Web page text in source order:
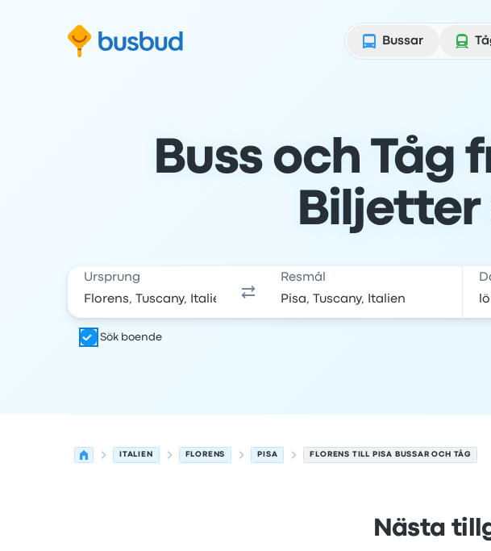
Bussar
Buss och Tåg
Ursprung Resmål
Sök boende
ITALIEN FLORENS PISA FLORENS TILL PISA BUSSAR OCH TÅG
Nästa